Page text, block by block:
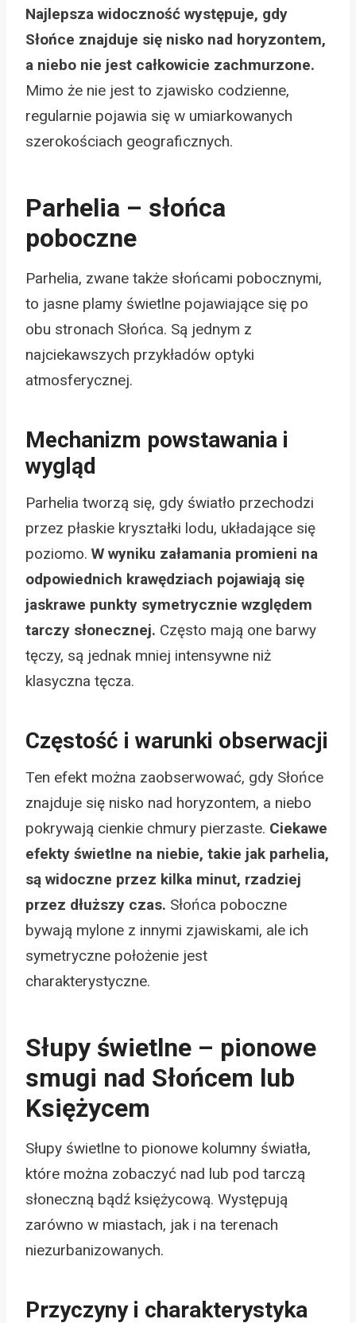
Najlepsza widoczność występuje, gdy
Słońce znajduje się nisko nad horyzontem,
a niebo nie jest całkowicie zachmurzone.
Mimo że nie jest to zjawisko codzienne,
regularnie pojawia się w umiarkowanych
szerokościach geograficznych.
Parhelia – słońca
poboczne
Parhelia, zwane także słońcami pobocznymi,
to jasne plamy świetlne pojawiające się po
obu stronach Słońca. Są jednym z
najciekawszych przykładów optyki
atmosferycznej.
Mechanizm powstawania i
wygląd
Parhelia tworzą się, gdy światło przechodzi
przez płaskie kryształki lodu, układające się
poziomo. W wyniku załamania promieni na
odpowiednich krawędziach pojawiają się
jaskrawe punkty symetrycznie względem
tarczy słonecznej. Często mają one barwy
tęczy, są jednak mniej intensywne niż
klasyczna tęcza.
Częstość i warunki obserwacji
Ten efekt można zaobserwować, gdy Słońce
znajduje się nisko nad horyzontem, a niebo
pokrywają cienkie chmury pierzaste. Ciekawe
efekty świetlne na niebie, takie jak parhelia,
są widoczne przez kilka minut, rzadziej
przez dłuższy czas. Słońca poboczne
bywają mylone z innymi zjawiskami, ale ich
symetryczne położenie jest
charakterystyczne.
Słupy świetlne – pionowe
smugi nad Słońcem lub
Księżycem
Słupy świetlne to pionowe kolumny światła,
które można zobaczyć nad lub pod tarczą
słoneczną bądź księżycową. Występują
zarówno w miastach, jak i na terenach
niezurbanizowanych.
Przyczyny i charakterystyka